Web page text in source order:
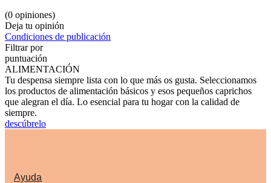
(0 opiniones)
Deja tu opinión
Condiciones de publicación
Filtrar por
puntuación
ALIMENTACIÓN
Tu despensa siempre lista con lo que más os gusta. Seleccionamos
los productos de alimentación básicos y esos pequeños caprichos
que alegran el día. Lo esencial para tu hogar con la calidad de
siempre.
descúbrelo
Ayuda